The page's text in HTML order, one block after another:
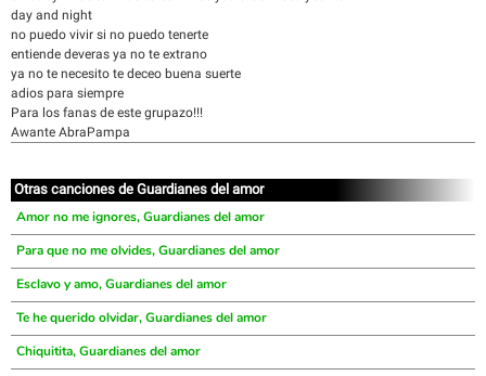
day and night
no puedo vivir si no puedo tenerte
entiende deveras ya no te extrano
ya no te necesito te deceo buena suerte
adios para siempre
Para los fanas de este grupazo!!!
Awante AbraPampa
Otras canciones de Guardianes del amor
Amor no me ignores, Guardianes del amor
Para que no me olvides, Guardianes del amor
Esclavo y amo, Guardianes del amor
Te he querido olvidar, Guardianes del amor
Chiquitita, Guardianes del amor